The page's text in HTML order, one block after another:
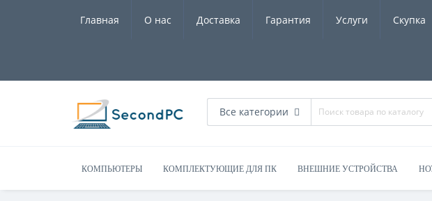
Главная О нас Доставка Гарантия Услуги Скупка
Все категории
КОМПЬЮТЕРЫ КОМПЛЕКТУЮЩИЕ ДЛЯ ПК ВНЕШНИЕ УСТРОЙСТВА